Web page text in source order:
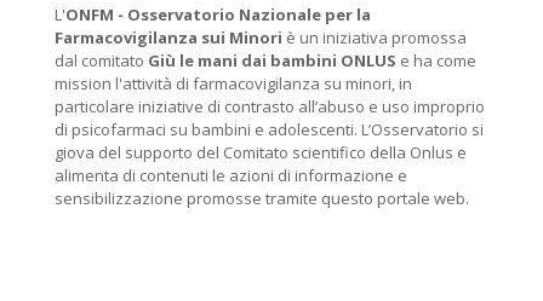
L'ONFM - Osservatorio Nazionale per la
Farmacovigilanza sui Minori è un iniziativa promossa
dal comitato Giù le mani dai bambini ONLUS e ha come
mission l'attività di farmacovigilanza su minori, in
particolare iniziative di contrasto all’abuso e uso improprio
di psicofarmaci su bambini e adolescenti. L’Osservatorio si
giova del supporto del Comitato scientifico della Onlus e
alimenta di contenuti le azioni di informazione e
sensibilizzazione promosse tramite questo portale web.